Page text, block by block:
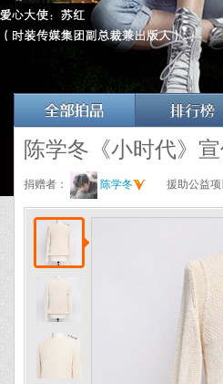
陈学冬《小时代》
捐赠者： 陈学冬 援助公益项